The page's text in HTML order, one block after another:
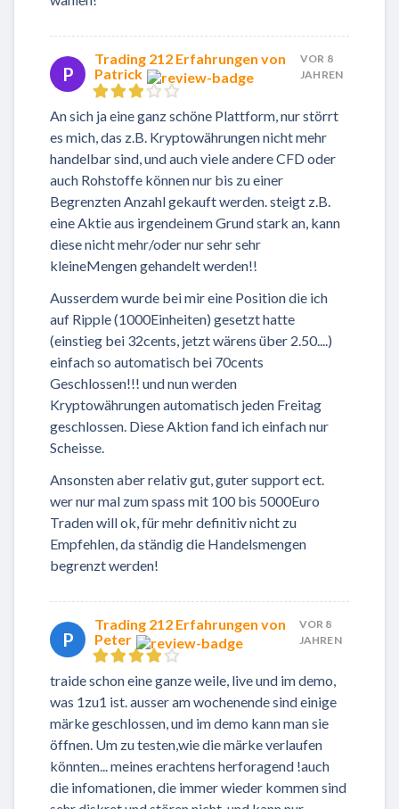
P
Trading 212 Erfahrungen von
Patrick
VOR 8
JAHREN
An sich ja eine ganz schöne Plattform, nur störrt
es mich, das z.B. Kryptowährungen nicht mehr
handelbar sind, und auch viele andere CFD oder
auch Rohstoffe können nur bis zu einer
Begrenzten Anzahl gekauft werden. steigt z.B.
eine Aktie aus irgendeinem Grund stark an, kann
diese nicht mehr/oder nur sehr sehr
kleineMengen gehandelt werden!!
Ausserdem wurde bei mir eine Position die ich
auf Ripple (1000Einheiten) gesetzt hatte
(einstieg bei 32cents, jetzt wärens über 2.50....)
einfach so automatisch bei 70cents
Geschlossen!!! und nun werden
Kryptowährungen automatisch jeden Freitag
geschlossen. Diese Aktion fand ich einfach nur
Scheisse.
Ansonsten aber relativ gut, guter support ect.
wer nur mal zum spass mit 100 bis 5000Euro
Traden will ok, für mehr definitiv nicht zu
Empfehlen, da ständig die Handelsmengen
begrenzt werden!
P
Trading 212 Erfahrungen von
Peter
VOR 8
JAHREN
traide schon eine ganze weile, live und im demo,
was 1zu1 ist. ausser am wochenende sind einige
märke geschlossen, und im demo kann man sie
öffnen. Um zu testen,wie die märke verlaufen
könnten... meines erachtens herforagend !auch
die infomationen, die immer wieder kommen sind